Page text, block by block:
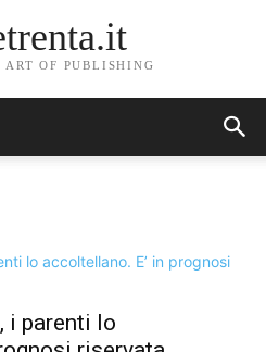
ART OF PUBLISHING
i parenti lo